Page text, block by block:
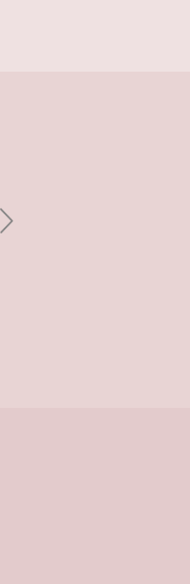
María Teresa Fuentes Bórquez |